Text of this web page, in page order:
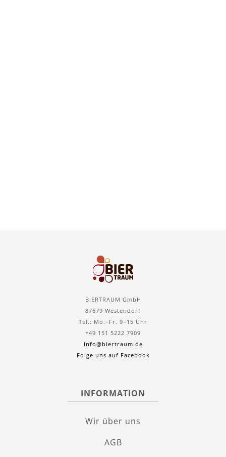
BIERTRAUM GmbH
87679 Westendorf
Tel.: Mo.–Fr. 9–15 Uhr
+49 151 5222 7909
info@biertraum.de
Folge uns auf Facebook
INFORMATION
Wir über uns
AGB